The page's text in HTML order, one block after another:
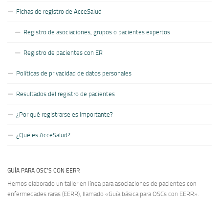
Fichas de registro de AcceSalud
Registro de asociaciones, grupos o pacientes expertos
Registro de pacientes con ER
Políticas de privacidad de datos personales
Resultados del registro de pacientes
¿Por qué registrarse es importante?
¿Qué es AcceSalud?
GUÍA PARA OSC’S CON EERR
Hemos elaborado un taller en línea para asociaciones de pacientes con
enfermedades raras (EERR), llamado «Guía básica para OSCs con EERR».